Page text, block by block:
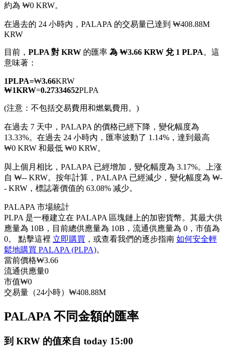
以數字貨幣為保證金的永續合約
TradFi
美股、外匯、貴金屬及大宗商品衍生性商品
USDC永續
多種以USDC結算的永續合約
跟單
與頂尖交易專家同行
約為 ₩0 KRW。
在過去的 24 小時內，PALAPA 的交易量已達到 ₩408.88M
KRW
目前， PLPA 對 KRW 的匯率 為 ₩3.66 KRW 兌 1 PLPA。這
意味著：
1PLPA=₩3.66KRW
₩1KRW=0.27334652PLPA
(注意：不包括交易費用和燃氣費用。)
在過去 7 天中，PALAPA 的價格已經下降，變化幅度為
13.33%。 在過去 24 小時內，匯率波動了 1.14%，達到最高
₩0 KRW 和最低 ₩0 KRW。
與上個月相比，PALAPA 已經增加，變化幅度為 3.17%。上涨
自 ₩-- KRW。 按年計算，PALAPA 已經減少，變化幅度為 ₩-
- KRW，標誌著價值的 63.08% 减少。
PALAPA 市場統計
PLPA 是一種建立在 PALAPA 區塊鏈上的加密貨幣。其最大供
應量為 10B，目前總供應量為 10B，流通供應量為 0，市值為
0。 點擊這裡 立即購買 ，或查看我們的逐步指南 如何安全輕
鬆地購買 PALAPA (PLPA)。
當前價格₩3.66
流通供應量0
市值₩0
交易量（24小時） ₩408.88M
PALAPA 不同金額的匯率
到 KRW 的值來自 today 15:00